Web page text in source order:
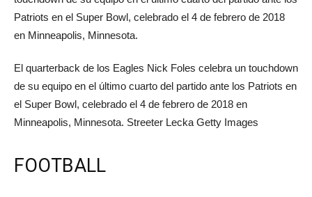
El quarterback de los Eagles Nick Foles celebra un touchdown
de su equipo en el último cuarto del partido ante los Patriots en
el Super Bowl, celebrado el 4 de febrero de 2018 en
Minneapolis, Minnesota. Streeter Lecka Getty Images
FOOTBALL